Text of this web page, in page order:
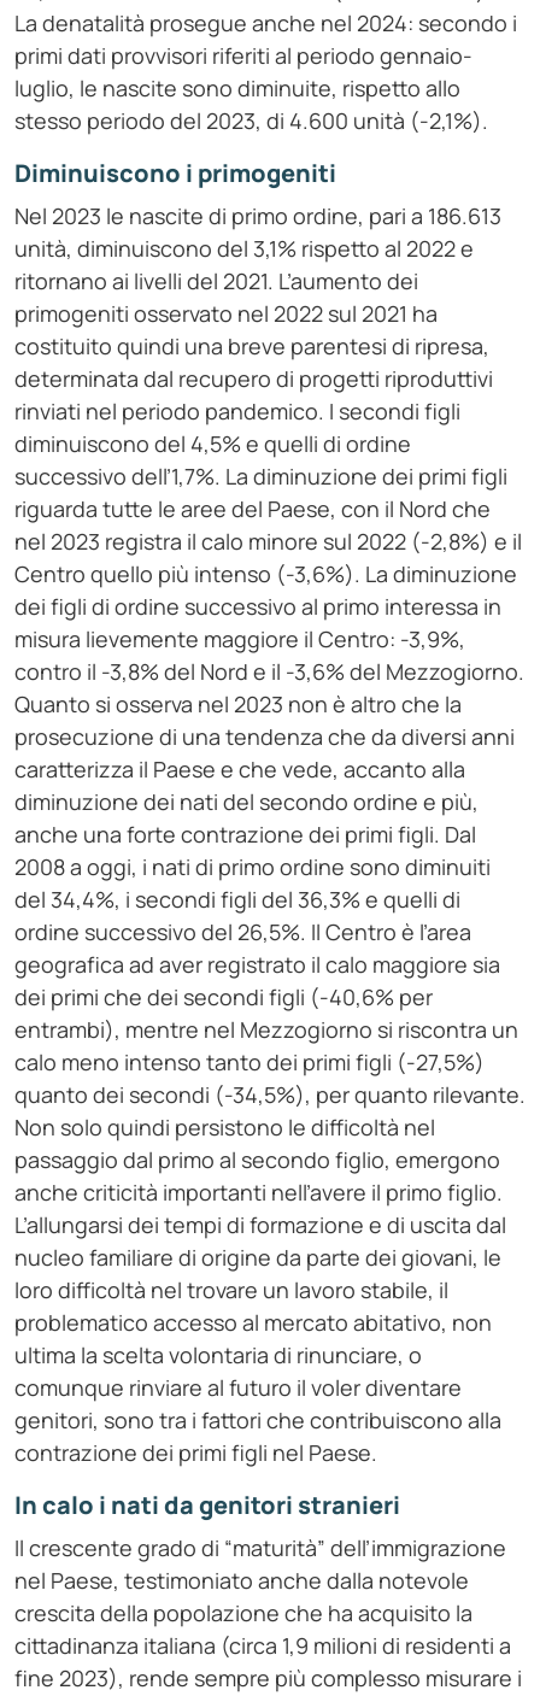
La denatalità prosegue anche nel 2024: secondo i
primi dati provvisori riferiti al periodo gennaio-
luglio, le nascite sono diminuite, rispetto allo
stesso periodo del 2023, di 4.600 unità (-2,1%).
Diminuiscono i primogeniti
Nel 2023 le nascite di primo ordine, pari a 186.613
unità, diminuiscono del 3,1% rispetto al 2022 e
ritornano ai livelli del 2021. L’aumento dei
primogeniti osservato nel 2022 sul 2021 ha
costituito quindi una breve parentesi di ripresa,
determinata dal recupero di progetti riproduttivi
rinviati nel periodo pandemico. I secondi figli
diminuiscono del 4,5% e quelli di ordine
successivo dell’1,7%. La diminuzione dei primi figli
riguarda tutte le aree del Paese, con il Nord che
nel 2023 registra il calo minore sul 2022 (-2,8%) e il
Centro quello più intenso (-3,6%). La diminuzione
dei figli di ordine successivo al primo interessa in
misura lievemente maggiore il Centro: -3,9%,
contro il -3,8% del Nord e il -3,6% del Mezzogiorno.
Quanto si osserva nel 2023 non è altro che la
prosecuzione di una tendenza che da diversi anni
caratterizza il Paese e che vede, accanto alla
diminuzione dei nati del secondo ordine e più,
anche una forte contrazione dei primi figli. Dal
2008 a oggi, i nati di primo ordine sono diminuiti
del 34,4%, i secondi figli del 36,3% e quelli di
ordine successivo del 26,5%. Il Centro è l’area
geografica ad aver registrato il calo maggiore sia
dei primi che dei secondi figli (-40,6% per
entrambi), mentre nel Mezzogiorno si riscontra un
calo meno intenso tanto dei primi figli (-27,5%)
quanto dei secondi (-34,5%), per quanto rilevante.
Non solo quindi persistono le difficoltà nel
passaggio dal primo al secondo figlio, emergono
anche criticità importanti nell’avere il primo figlio.
L’allungarsi dei tempi di formazione e di uscita dal
nucleo familiare di origine da parte dei giovani, le
loro difficoltà nel trovare un lavoro stabile, il
problematico accesso al mercato abitativo, non
ultima la scelta volontaria di rinunciare, o
comunque rinviare al futuro il voler diventare
genitori, sono tra i fattori che contribuiscono alla
contrazione dei primi figli nel Paese.
In calo i nati da genitori stranieri
Il crescente grado di “maturità” dell’immigrazione
nel Paese, testimoniato anche dalla notevole
crescita della popolazione che ha acquisito la
cittadinanza italiana (circa 1,9 milioni di residenti a
fine 2023), rende sempre più complesso misurare i